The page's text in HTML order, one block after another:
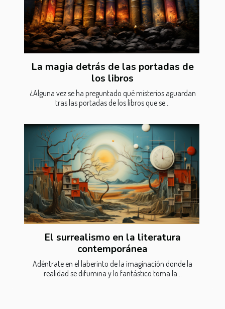
La magia detrás de las portadas de
los libros
¿Alguna vez se ha preguntado qué misterios aguardan
tras las portadas de los libros que se...
El surrealismo en la literatura
contemporánea
Adéntrate en el laberinto de la imaginación donde la
realidad se difumina y lo fantástico toma la...